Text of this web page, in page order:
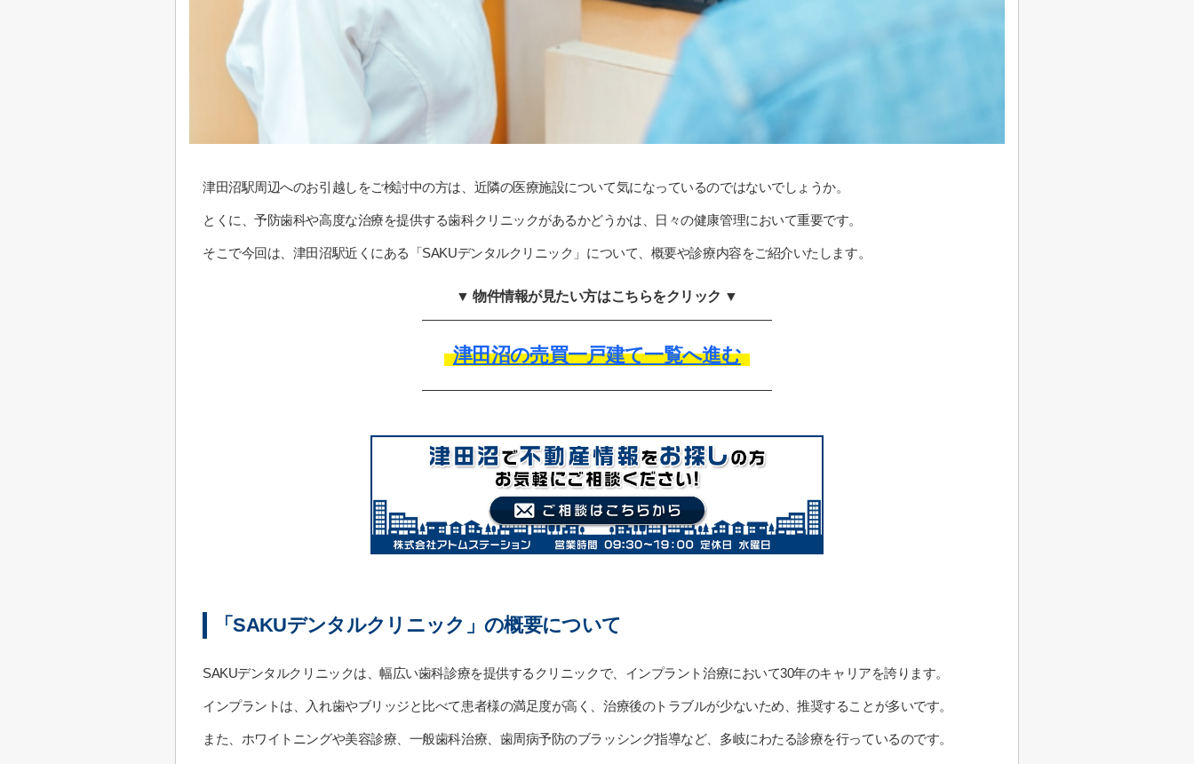
津田沼駅周辺へのお引越しをご検討中の方は、近隣の医療施設について気になっているのではないでしょうか。
とくに、予防歯科や高度な治療を提供する歯科クリニックがあるかどうかは、日々の健康管理において重要です。
そこで今回は、津田沼駅近くにある「SAKUデンタルクリニック」について、概要や診療内容をご紹介いたします。
▼ 物件情報が見たい方はこちらをクリック ▼
津田沼の売買一戸建て一覧へ進む
「SAKUデンタルクリニック」の概要について
SAKUデンタルクリニックは、幅広い歯科診療を提供するクリニックで、インプラント治療において30年のキャリアを誇ります。
インプラントは、入れ歯やブリッジと比べて患者様の満足度が高く、治療後のトラブルが少ないため、推奨することが多いです。
また、ホワイトニングや美容診療、一般歯科治療、歯周病予防のブラッシング指導など、多岐にわたる診療を行っているのです。